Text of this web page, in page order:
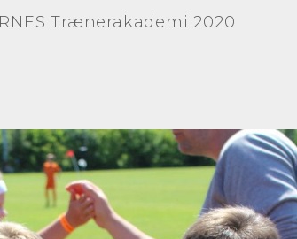
Trænerakademi 2020